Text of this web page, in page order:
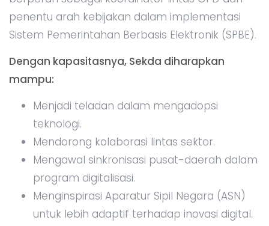
penentu arah kebijakan dalam implementasi
Sistem Pemerintahan Berbasis Elektronik (SPBE).
Dengan kapasitasnya, Sekda diharapkan
mampu:
Menjadi teladan dalam mengadopsi
teknologi.
Mendorong kolaborasi lintas sektor.
Mengawal sinkronisasi pusat-daerah dalam
program digitalisasi.
Menginspirasi Aparatur Sipil Negara (ASN)
untuk lebih adaptif terhadap inovasi digital.